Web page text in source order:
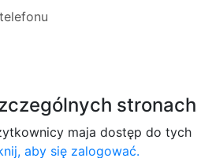
stronach
maja dostęp do tych
aby się zalogować.